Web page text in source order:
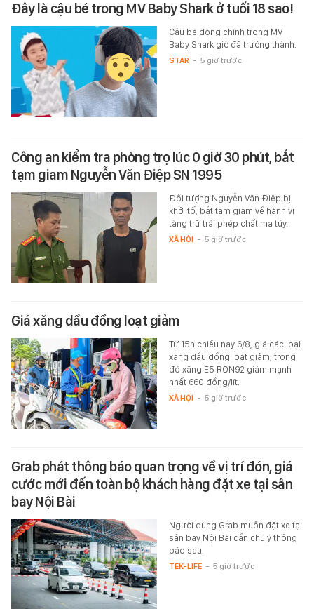
Đây là cậu bé trong MV Baby Shark ở tuổi 18 sao!
Cậu bé đóng chính trong MV
Baby Shark giờ đã trưởng thành.
STAR - 5 giờ trước
Công an kiểm tra phòng trọ lúc 0 giờ 30 phút, bắt
tạm giam Nguyễn Văn Điệp SN 1995
Đối tượng Nguyễn Văn Điệp bị
khởi tố, bắt tạm giam về hành vi
tàng trữ trái phép chất ma túy.
XÃ HỘI - 5 giờ trước
Giá xăng dầu đồng loạt giảm
Từ 15h chiều nay 6/8, giá các loại
xăng dầu đồng loạt giảm, trong
đó xăng E5 RON92 giảm mạnh
nhất 660 đồng/lít.
XÃ HỘI - 5 giờ trước
Grab phát thông báo quan trọng về vị trí đón, giá
cước mới đến toàn bộ khách hàng đặt xe tại sân
bay Nội Bài
Người dùng Grab muốn đặt xe tại
sân bay Nội Bài cần chú ý thông
báo sau.
TEK-LIFE - 5 giờ trước